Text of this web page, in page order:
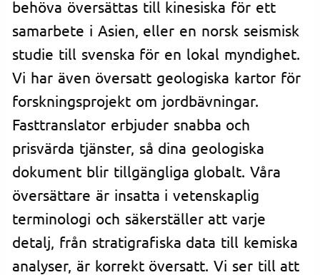
behöva översättas till kinesiska för ett
samarbete i Asien, eller en norsk seismisk
studie till svenska för en lokal myndighet.
Vi har även översatt geologiska kartor för
forskningsprojekt om jordbävningar.
Fasttranslator erbjuder snabba och
prisvärda tjänster, så dina geologiska
dokument blir tillgängliga globalt. Våra
översättare är insatta i vetenskaplig
terminologi och säkerställer att varje
detalj, från stratigrafiska data till kemiska
analyser, är korrekt översatt. Vi ser till att